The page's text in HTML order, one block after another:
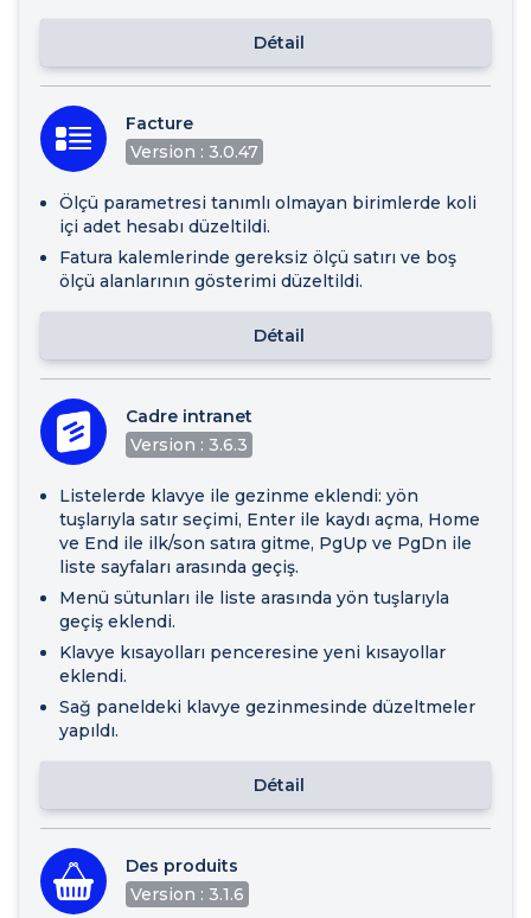
Détail
Facture
Version : 3.0.47
Ölçü parametresi tanımlı olmayan birimlerde koli
içi adet hesabı düzeltildi.
Fatura kalemlerinde gereksiz ölçü satırı ve boş
ölçü alanlarının gösterimi düzeltildi.
Détail
Cadre intranet
Version : 3.6.3
Listelerde klavye ile gezinme eklendi: yön
tuşlarıyla satır seçimi, Enter ile kaydı açma, Home
ve End ile ilk/son satıra gitme, PgUp ve PgDn ile
liste sayfaları arasında geçiş.
Menü sütunları ile liste arasında yön tuşlarıyla
geçiş eklendi.
Klavye kısayolları penceresine yeni kısayollar
eklendi.
Sağ paneldeki klavye gezinmesinde düzeltmeler
yapıldı.
Détail
Des produits
Version : 3.1.6